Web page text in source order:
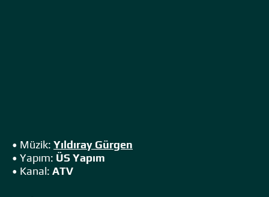
• Müzik: Yıldıray Gürgen
• Yapım: ÜS Yapım
• Kanal: ATV